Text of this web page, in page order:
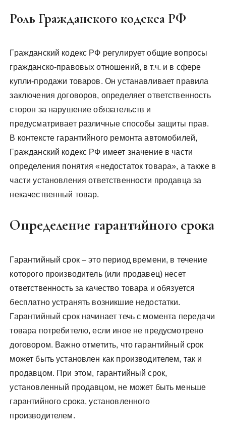
Роль Гражданского кодекса РФ
Гражданский кодекс РФ регулирует общие вопросы
гражданско-правовых отношений, в т.ч. и в сфере
купли-продажи товаров. Он устанавливает правила
заключения договоров, определяет ответственность
сторон за нарушение обязательств и
предусматривает различные способы защиты прав.
В контексте гарантийного ремонта автомобилей,
Гражданский кодекс РФ имеет значение в части
определения понятия «недостаток товара», а также в
части установления ответственности продавца за
некачественный товар.
Определение гарантийного срока
Гарантийный срок – это период времени, в течение
которого производитель (или продавец) несет
ответственность за качество товара и обязуется
бесплатно устранять возникшие недостатки.
Гарантийный срок начинает течь с момента передачи
товара потребителю, если иное не предусмотрено
договором. Важно отметить, что гарантийный срок
может быть установлен как производителем, так и
продавцом. При этом, гарантийный срок,
установленный продавцом, не может быть меньше
гарантийного срока, установленного
производителем.